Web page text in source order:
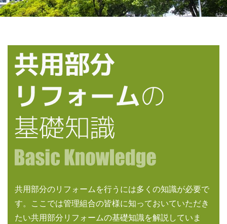
共用部分のリフォームを行うには多くの知識が必要で
す。ここでは管理組合の皆様に知っておいていただき
たい共用部分リフォームの基礎知識を解説していま